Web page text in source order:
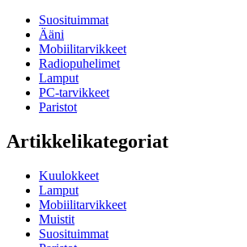
Suosituimmat
Ääni
Mobiilitarvikkeet
Radiopuhelimet
Lamput
PC-tarvikkeet
Paristot
Artikkelikategoriat
Kuulokkeet
Lamput
Mobiilitarvikkeet
Muistit
Suosituimmat